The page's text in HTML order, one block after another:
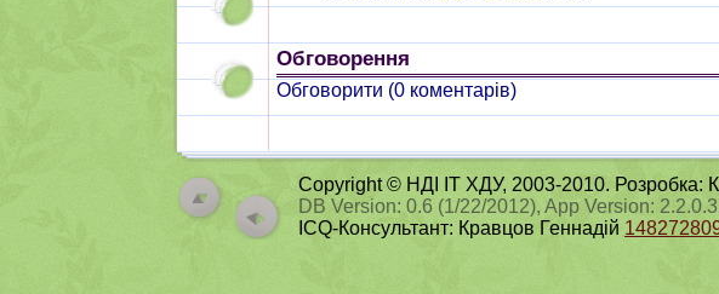
Обговорення
Обговорити (0 коментарів)
Copyright © НДІ ІТ ХДУ, 2003-2010. Розробка:
DB Version: 0.6 (1/22/2012), App Version:
ICQ-Консультант: Кравцов Геннадій